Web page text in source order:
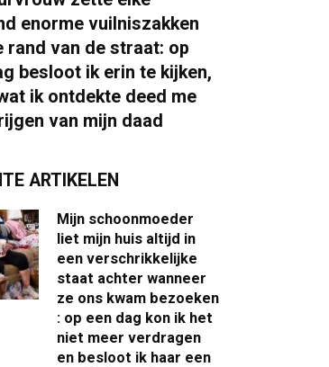
enorme vuilniszakken
rand van de straat: op
besloot ik erin te kijken,
ik ontdekte deed me
van mijn daad
ARTIKELEN
Mijn schoonmoeder
liet mijn huis altijd in
een verschrikkelijke
staat achter wanneer
ze ons kwam bezoeken
: op een dag kon ik het
niet meer verdragen
en besloot ik haar een